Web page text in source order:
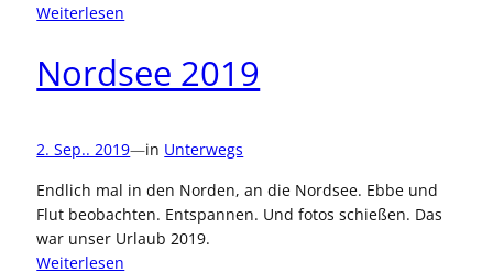
Weiterlesen
Nordsee 2019
2. Sep.. 2019—in Unterwegs
Endlich mal in den Norden, an die Nordsee. Ebbe und
Flut beobachten. Entspannen. Und fotos schießen. Das
war unser Urlaub 2019.
Weiterlesen